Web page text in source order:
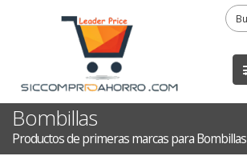
Bombillas
Productos de primeras marcas para Bombillas